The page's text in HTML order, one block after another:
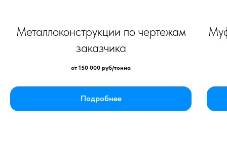
Металлоконструкции по чертежам
заказчика
от 150 000 руб/тонна
Подробнее